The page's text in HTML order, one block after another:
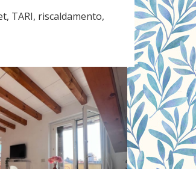
TARI, riscaldamento,